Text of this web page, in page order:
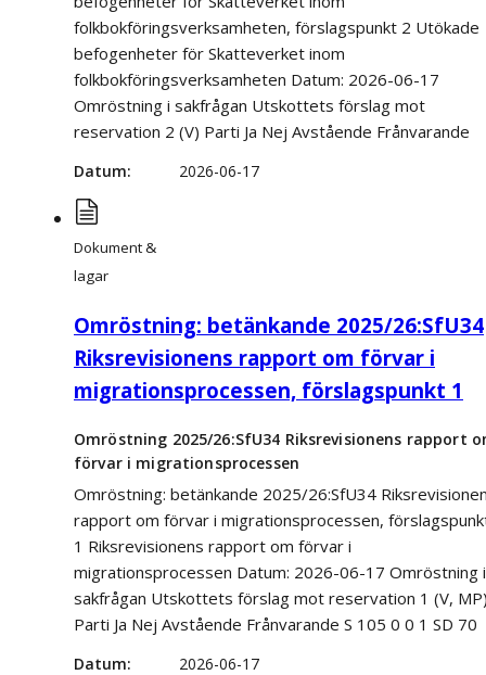
folkbokföringsverksamheten, förslagspunkt 2 Utökade
befogenheter för Skatteverket inom
folkbokföringsverksamheten Datum: 2026-06-17
Omröstning i sakfrågan Utskottets förslag mot
reservation 2 (V) Parti Ja Nej Avstående Frånvarande
Datum 2026-06-17
Dokument &
lagar
Omröstning: betänkande 2025/26:SfU34
Riksrevisionens rapport om förvar i
migrationsprocessen, förslagspunkt 1
Omröstning 2025/26:SfU34 Riksrevisionens rapport
förvar i migrationsprocessen
Omröstning: betänkande 2025/26:SfU34
rapport om förvar i migrationsprocessen,
1 Riksrevisionens rapport om förvar i
migrationsprocessen Datum: 2026-06-17 Omröstning i
sakfrågan Utskottets förslag mot reservation 1 (V,
Parti Ja Nej Avstående Frånvarande S 105 0 0 1 SD 70
Datum 2026-06-17